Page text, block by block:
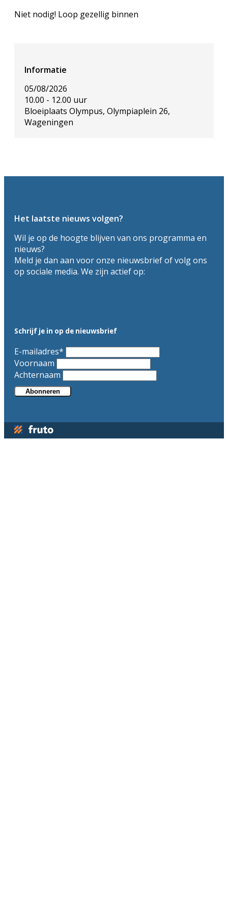
Niet nodig! Loop gezellig binnen
Informatie
05/08/2026
10.00 - 12.00 uur
Bloeiplaats Olympus, Olympiaplein 26,
Wageningen
Het laatste nieuws volgen?
Wil je op de hoogte blijven van ons programma en
nieuws?
Meld je dan aan voor onze nieuwsbrief of volg ons
op sociale media. We zijn actief op:
Schrijf je in op de nieuwsbrief
E-mailadres*
Voornaam
Achternaam
Abonneren